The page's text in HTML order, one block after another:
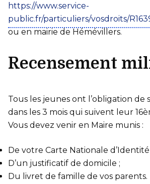
https://www.service-
public.fr/particuliers/vosdroits/
ou en mairie de Hémévillers.
Recensement
Tous les jeunes ont l’obligation de
dans les 3 mois qui suivent leur
Vous devez venir en Maire munis :
De votre Carte Nationale d’Identité
D’un justificatif de domicile ;
Du livret de famille de vos parents.